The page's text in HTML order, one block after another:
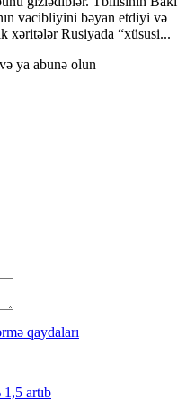
vacibliyini bəyan etdiyi və
xəritələr Rusiyada “xüsusi...
ya abunə olun
qaydaları